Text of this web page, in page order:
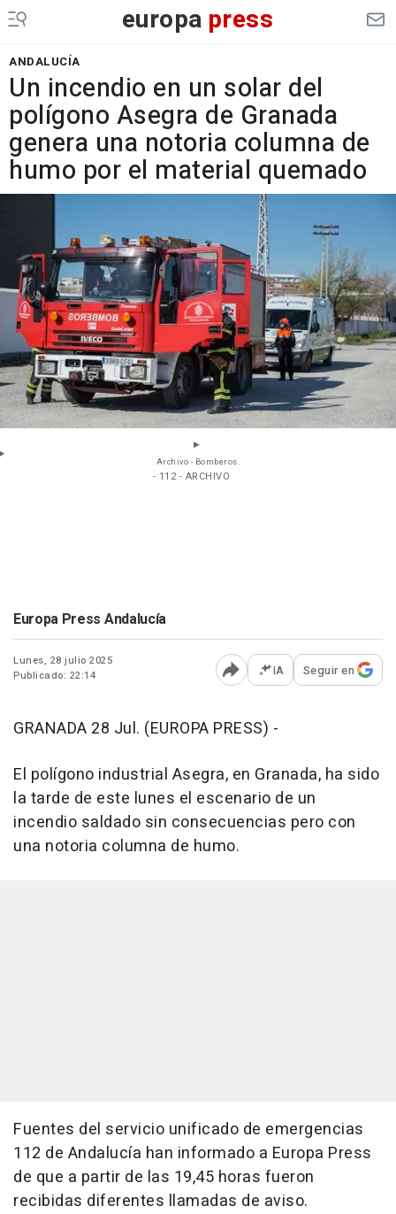
europa press
ANDALUCÍA
Un incendio en un solar del
polígono Asegra de Granada
genera una notoria columna de
humo por el material quemado
Archivo - Bomberos.
- 112 - ARCHIVO
Europa Press Andalucía
Lunes, 28 julio 2025
Publicado: 22:14
Abrir opciones para
IA Seguir en
GRANADA 28 Jul. (EUROPA PRESS) -
El polígono industrial Asegra, en Granada, ha sido
la tarde de este lunes el escenario de un
incendio saldado sin consecuencias pero con
una notoria columna de humo.
Fuentes del servicio unificado de emergencias
112 de Andalucía han informado a Europa Press
de que a partir de las 19,45 horas fueron
recibidas diferentes llamadas de aviso.